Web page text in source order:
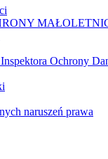
Ochrony
naruszeń prawa